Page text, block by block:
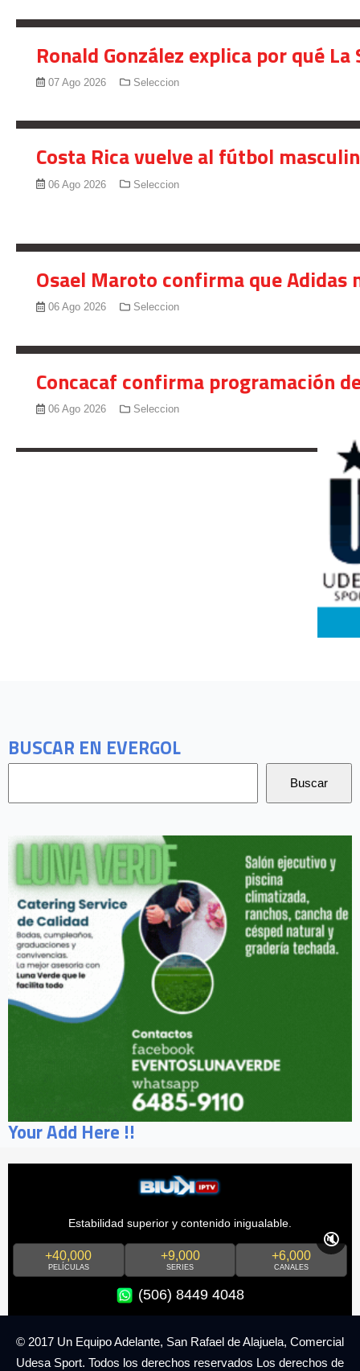
BUSCAR EN EVERGOL
Your Add Here !!
Ronald González explica por qué
07 Ago 2026 Seleccion
Costa Rica vuelve al fútbol
06 Ago 2026 Seleccion
Osael Maroto confirma que Adidas
06 Ago 2026 Seleccion
Concacaf confirma programación
06 Ago 2026 Seleccion
Estabilidad superior y contenido inigualable.
+40,000
PELÍCULAS
+9,000
SERIES
+6,000
CANALES
(506) 8449 4048
🔇
© 2017 Un Equipo Adelante, San Rafael de Alajuela, Comercial
Udesa Sport. Todos los derechos reservados Los derechos de